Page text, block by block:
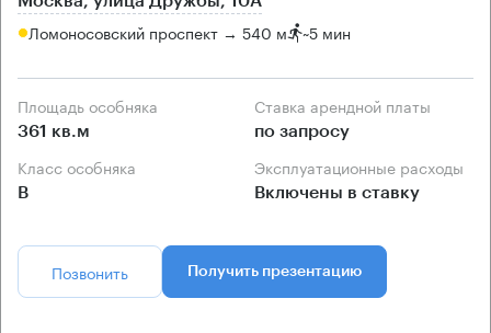
Ломоносовский проспект → 540 м ~5 мин
Площадь особняка
361 кв.м
Ставка арендной платы
по запросу
Класс особняка
B
Эксплуатационные расходы
Включены в ставку
Позвонить Получить презентацию